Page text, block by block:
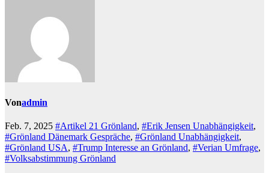
Vonadmin
Feb. 7, 2025 #Artikel 21 Grönland, #Erik Jensen Unabhängigkeit,
#Grönland Dänemark Gespräche, #Grönland Unabhängigkeit,
#Grönland USA, #Trump Interesse an Grönland, #Verian Umfrage,
#Volksabstimmung Grönland